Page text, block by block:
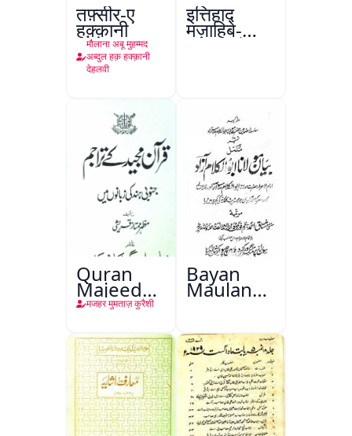
तफ़्सीर-ए
हक़्क़ानी
मौलाना अबू मुहम्मद
अब्दुल हक़ हक्क़ानी
देहलवी
इत्तिहाद
मज़ाहिबे-
आलम, रंगून
Quran
Majeed
Keमजहर मुमताज़ कुरैशी
Bayan
Maulana
Abul
Azad